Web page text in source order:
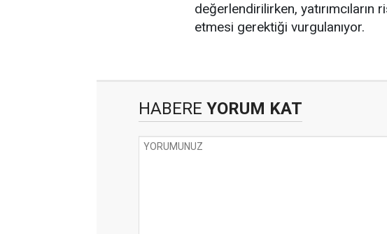
değerlendirilirken,
etmesi gerektiği vurgulanıyor.
HABERE YORUM KAT